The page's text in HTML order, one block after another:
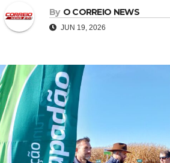
By O CORREIO NEWS
JUN 19, 2026